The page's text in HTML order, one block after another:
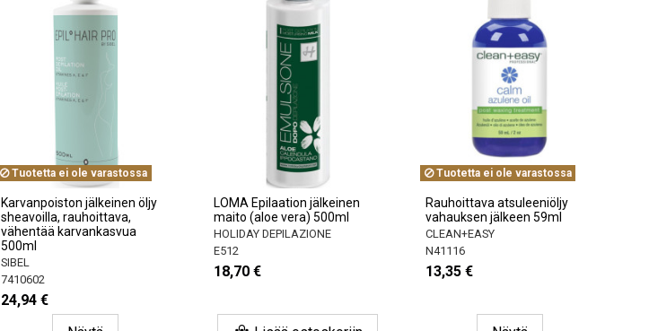
Tuotetta ei ole varastossa
Karvanpoiston jälkeinen öljy
sheavoilla, rauhoittava,
vähentää karvankasvua
500ml
SIBEL
7410602
24,94 €
LOMA Epilaation jälkeinen
maito (aloe vera) 500ml
HOLIDAY DEPILAZIONE
E512
18,70 €
Tuotetta ei ole varastossa
Rauhoittava atsuleeniöljy
vahauksen jälkeen 59ml
CLEAN+EASY
N41116
13,35 €